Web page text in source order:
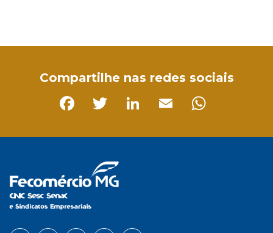
Compartilhe nas redes sociais